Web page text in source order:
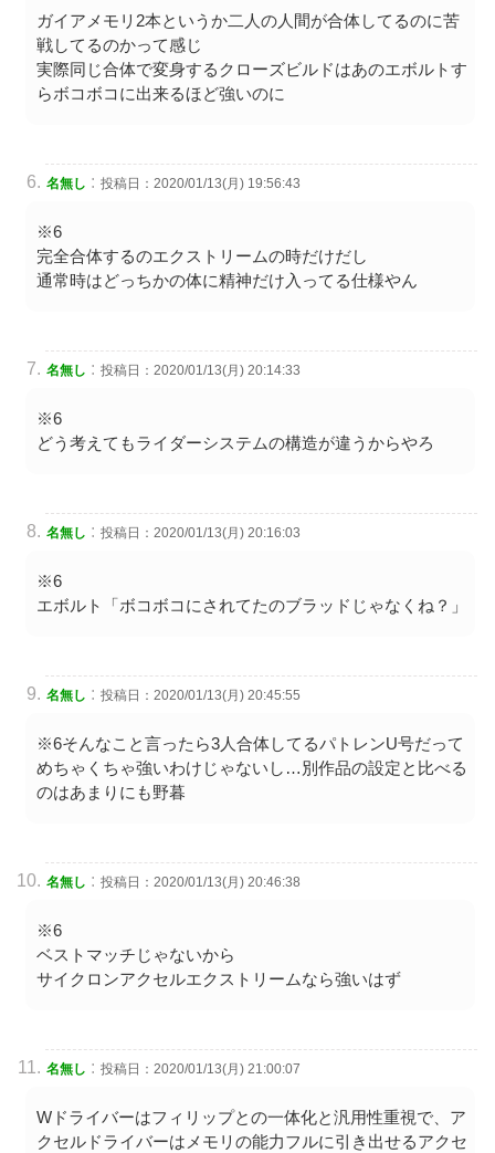
ガイアメモリ2本というか二人の人間が合体してるのに苦
戦してるのかって感じ
実際同じ合体で変身するクローズビルドはあのエボルトす
らボコボコに出来るほど強いのに
名無し : 投稿日：2020/01/13(月) 19:56:43
※6
完全合体するのエクストリームの時だけだし
通常時はどっちかの体に精神だけ入ってる仕様やん
名無し : 投稿日：2020/01/13(月) 20:14:33
※6
どう考えてもライダーシステムの構造が違うからやろ
名無し : 投稿日：2020/01/13(月) 20:16:03
※6
エボルト「ボコボコにされてたのブラッドじゃなくね？」
名無し : 投稿日：2020/01/13(月) 20:45:55
※6そんなこと言ったら3人合体してるパトレンU号だって
めちゃくちゃ強いわけじゃないし…別作品の設定と比べる
のはあまりにも野暮
名無し : 投稿日：2020/01/13(月) 20:46:38
※6
ベストマッチじゃないから
サイクロンアクセルエクストリームなら強いはず
名無し : 投稿日：2020/01/13(月) 21:00:07
Wドライバーはフィリップとの一体化と汎用性重視で、ア
クセルドライバーはメモリの能力フルに引き出せるアクセ